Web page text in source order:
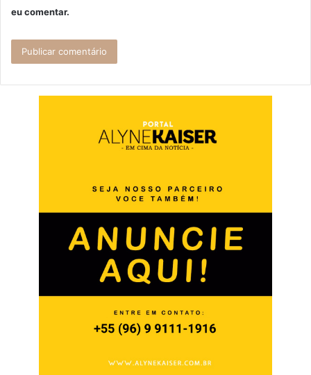
eu comentar.